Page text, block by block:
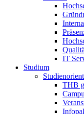
IT
Studium
THB